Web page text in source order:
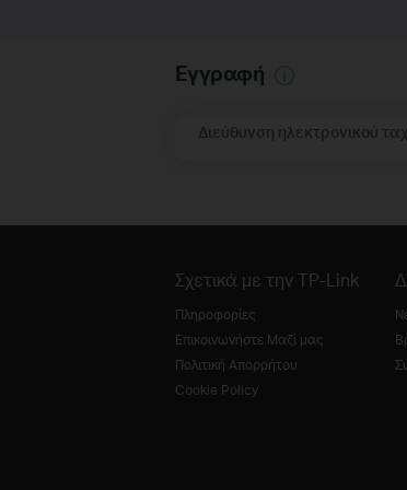
Εγγραφή
Διεύθυνση ηλεκτρονικού
Σχετικά με την TP-Link
Πληροφορίες
Επικοινωνήστε Μαζί μας
Πολιτική Απορρήτου
Cookie Policy